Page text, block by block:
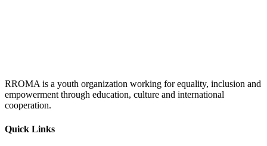
RROMA is a youth organization working for equality, inclusion and
empowerment through education, culture and international
cooperation.
Quick Links